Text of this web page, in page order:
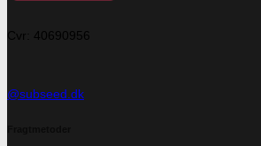
Cvr: 40690956
@subseed.dk